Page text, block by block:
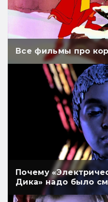
Все фильмы про
Почему
Дика» надо было